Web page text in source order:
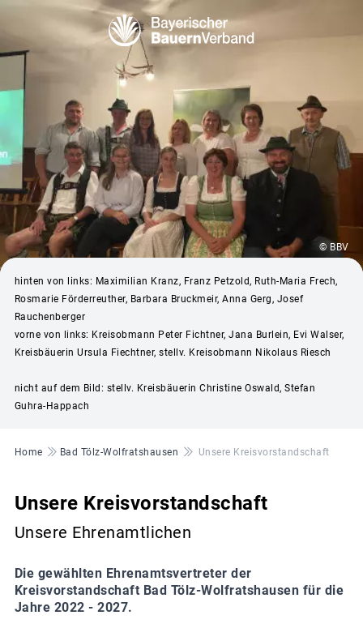
© BBV
hinten von links: Maximilian Kranz, Franz Petzold, Ruth-Maria Frech,
Rosmarie Förderreuther, Barbara Bruckmeir, Anna Gerg, Josef
Rauchenberger
vorne von links: Kreisobmann Peter Fichtner, Jana Burlein, Evi Walser,
Kreisbäuerin Ursula Fiechtner, stellv. Kreisobmann Nikolaus Riesch
nicht auf dem Bild: stellv. Kreisbäuerin Christine Oswald, Stefan
Guhra-Happach
Pfadnavigation
Home Bad Tölz-Wolfratshausen Unsere Kreisvorstandschaft
Unsere Kreisvorstandschaft
Unsere Ehrenamtlichen
Die gewählten Ehrenamtsvertreter der
Kreisvorstandschaft Bad Tölz-Wolfratshausen für die
Jahre 2022 - 2027.